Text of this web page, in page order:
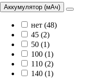
Аккумулятор (мАч)
нет (48)
45 (2)
50 (1)
100 (1)
110 (2)
140 (1)